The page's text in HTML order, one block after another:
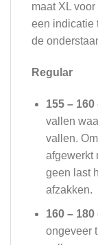
maat XL
een indicatie
de
Regular
155 – 160
vallen
vallen.
afgewerkt
geen last
afzakken.
160 – 180
ongeveer